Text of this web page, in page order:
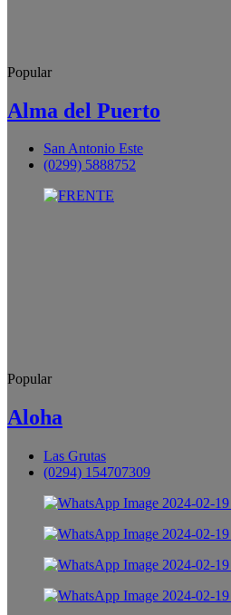
Popular
Alma del Puerto
San Antonio Este
(0299) 5888752
Popular
Aloha
Las Grutas
(0294) 154707309